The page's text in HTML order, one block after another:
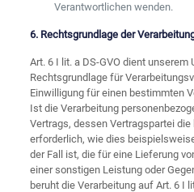
Verantwortlichen wenden.
6. Rechtsgrundlage der
Art. 6 I lit. a DS-GVO dient unserem
Rechtsgrundlage für
Einwilligung für einen bestimmten
Ist die Verarbeitung
Vertrags, dessen Vertragspartei
erforderlich, wie dies
der Fall ist, die für eine Lieferung
einer sonstigen Leistung oder
beruht die Verarbeitung auf Art. 6 I